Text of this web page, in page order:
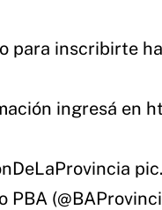
para inscribirte
ingresá en
PBA